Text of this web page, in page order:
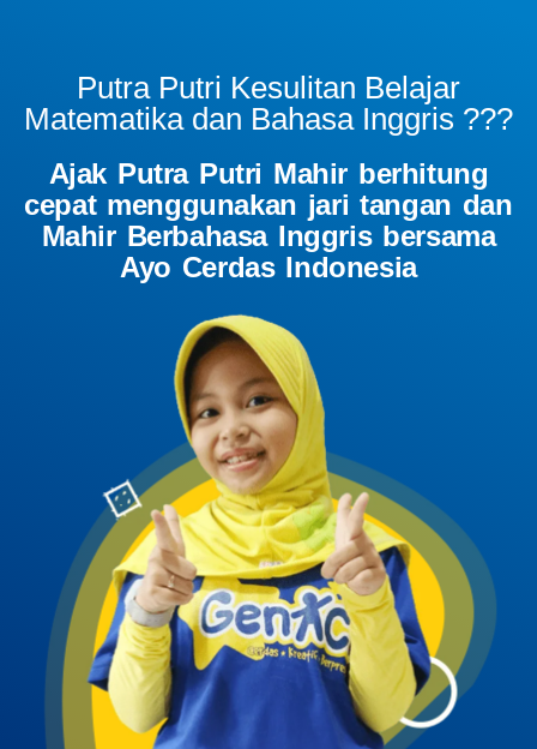
Putra Putri Kesulitan Belajar
Matematika dan Bahasa Inggris ???
Ajak Putra Putri Mahir berhitung
cepat menggunakan jari tangan dan
Mahir Berbahasa Inggris bersama
Ayo Cerdas Indonesia